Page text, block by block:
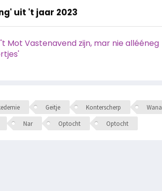
uit 't jaar 2023
Mot Vastenavend zijn, mar nie allééneg
Geitje Konterscherp Wana
Nar Optocht Optocht